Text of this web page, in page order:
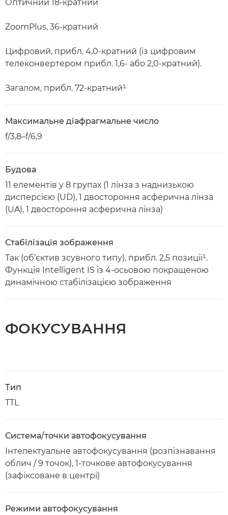
Оптичний 18-кратний
ZoomPlus, 36-кратний
Цифровий, прибл. 4,0-кратний (із цифровим
телеконвертером прибл. 1,6- або 2,0-кратний).
Загалом, прибл. 72-кратний¹
Максимальне діафрагмальне число
f/3,8–f/6,9
Будова
11 елементів у 8 групах (1 лінза з наднизькою
дисперсією (UD), 1 двостороння асферична лінза
(UA), 1 двостороння асферична лінза)
Стабілізація зображення
Так (об’єктив зсувного типу), прибл. 2,5 позиції¹.
Функція Intelligent IS із 4-осьовою покращеною
динамічною стабілізацією зображення
ФОКУСУВАННЯ
Тип
TTL
Система/точки автофокусування
Інтелектуальне автофокусування (розпізнавання
облич / 9 точок), 1-точкове автофокусування
(зафіксоване в центрі)
Режими автофокусування